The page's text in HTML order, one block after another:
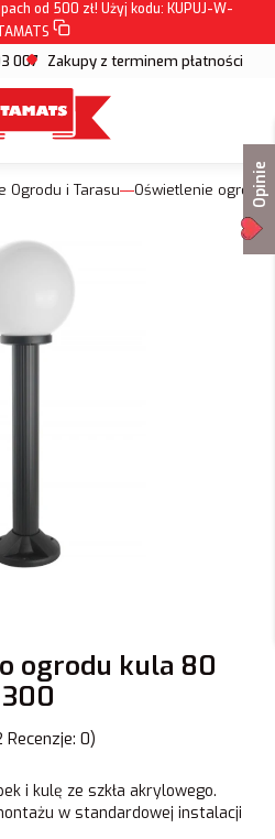
od 500 zł! Użyj kodu: KUPUJ-W-
007 Zakupy z terminem płatności
Ogrodu i Tarasu Oświetlenie
ogrodu kula 80
Recenzje: 0)
i kulę ze szkła akrylowego.
w standardowej instalacji
Opinie